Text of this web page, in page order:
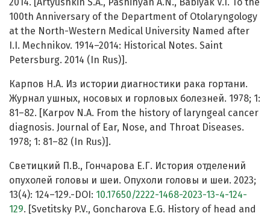
2014. [Artyushkin S.A., Pashinyan A.N., Babiyak V.I. To the
100th Anniversary of the Department of Otolaryngology
at the North-Western Medical University Named after
I.I. Mechnikov. 1914–2014: Historical Notes. Saint
Petersburg. 2014 (In Rus)].
Карпов Н.А. Из истории диагностики рака гортани.
Журнал ушных, носовых и горловых болезней. 1978; 1:
81–82. [Karpov N.A. From the history of laryngeal cancer
diagnosis. Journal of Ear, Nose, and Throat Diseases.
1978; 1: 81–82 (In Rus)].
Светицкий П.В., Гончарова Е.Г. История отделений
опухолей головы и шеи. Опухоли головы и шеи. 2023;
13(4): 124–129.-DOI: 10.17650/2222-1468-2023-13-4-124-
129. [Svetitsky P.V., Goncharova E.G. History of head and